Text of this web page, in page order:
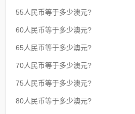
55人民币等于多少澳元?
60人民币等于多少澳元?
65人民币等于多少澳元?
70人民币等于多少澳元?
75人民币等于多少澳元?
80人民币等于多少澳元?